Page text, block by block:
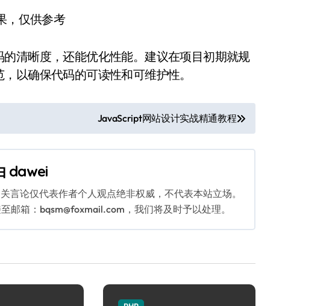
，仅供参考
清晰度，还能优化性能。建议在项目初期就规
以确保代码的可读性和可维护性。
JavaScript网站设计实战精通教程
dawei
言论仅代表作者个人观点绝非权威，不代表本站立场。
邮箱：bqsm@foxmail.com，我们将及时予以处理。